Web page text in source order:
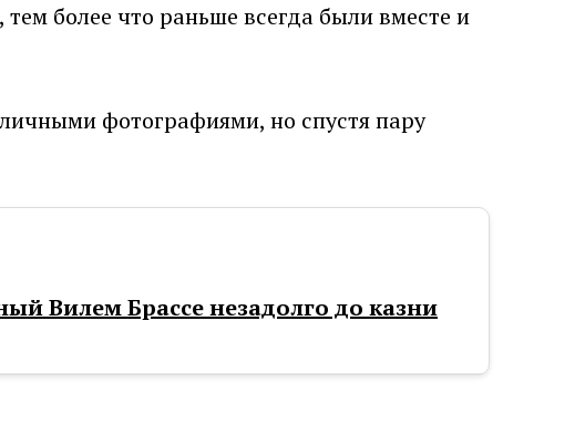
тем более что раньше всегда были вместе и
фотографиями, но спустя пару
Вилем Брассе незадолго до казни